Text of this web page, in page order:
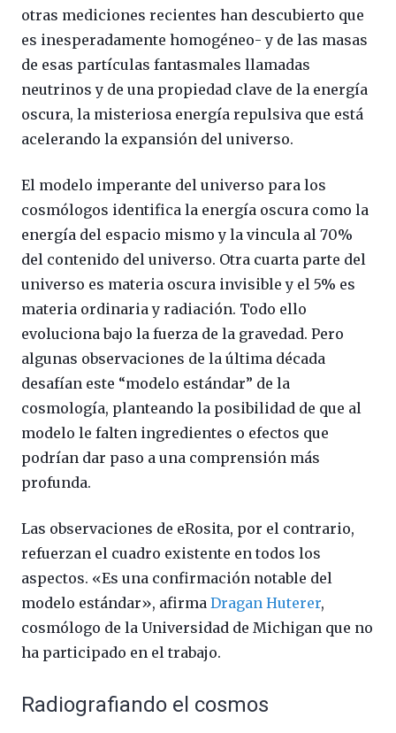
otras mediciones recientes han descubierto que
es inesperadamente homogéneo- y de las masas
de esas partículas fantasmales llamadas
neutrinos y de una propiedad clave de la energía
oscura, la misteriosa energía repulsiva que está
acelerando la expansión del universo.
El modelo imperante del universo para los
cosmólogos identifica la energía oscura como la
energía del espacio mismo y la vincula al 70%
del contenido del universo. Otra cuarta parte del
universo es materia oscura invisible y el 5% es
materia ordinaria y radiación. Todo ello
evoluciona bajo la fuerza de la gravedad. Pero
algunas observaciones de la última década
desafían este “modelo estándar” de la
cosmología, planteando la posibilidad de que al
modelo le falten ingredientes o efectos que
podrían dar paso a una comprensión más
profunda.
Las observaciones de eRosita, por el contrario,
refuerzan el cuadro existente en todos los
aspectos. «Es una confirmación notable del
modelo estándar», afirma Dragan Huterer,
cosmólogo de la Universidad de Michigan que no
ha participado en el trabajo.
Radiografiando el cosmos